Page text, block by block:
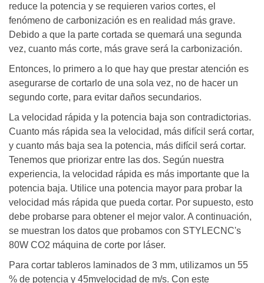
reduce la potencia y se requieren varios cortes, el
fenómeno de carbonización es en realidad más grave.
Debido a que la parte cortada se quemará una segunda
vez, cuanto más corte, más grave será la carbonización.
Entonces, lo primero a lo que hay que prestar atención es
asegurarse de cortarlo de una sola vez, no de hacer un
segundo corte, para evitar daños secundarios.
La velocidad rápida y la potencia baja son contradictorias.
Cuanto más rápida sea la velocidad, más difícil será cortar,
y cuanto más baja sea la potencia, más difícil será cortar.
Tenemos que priorizar entre las dos. Según nuestra
experiencia, la velocidad rápida es más importante que la
potencia baja. Utilice una potencia mayor para probar la
velocidad más rápida que pueda cortar. Por supuesto, esto
debe probarse para obtener el mejor valor. A continuación,
se muestran los datos que probamos con STYLECNC's
80W CO2 máquina de corte por láser.
Para cortar tableros laminados de 3 mm, utilizamos un 55
% de potencia y 45mvelocidad de m/s. Con este